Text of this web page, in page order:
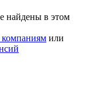
найдены в этом
или